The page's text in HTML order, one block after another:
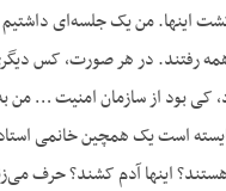
اینها. من یک جلسه‌ای داشتیم
همه رفتند. در هر صورت، کس
کی بود از سازمان امنیت … من
است یک همچین خانمی استاد
اینها آدم کشند؟ حرف